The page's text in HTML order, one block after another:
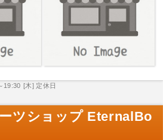
19:30 [木] 定休日
ツショップ EternalBo